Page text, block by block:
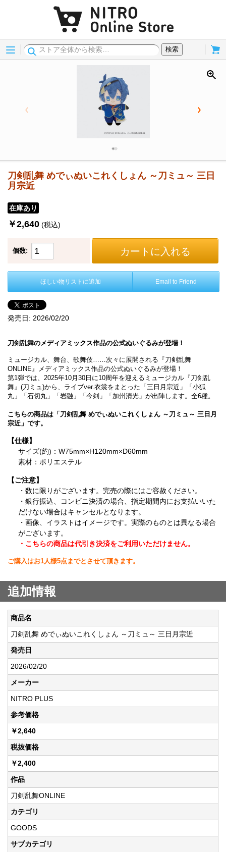
Menu
検索
刀剣乱舞 めでぃぬいこれくしょん ～刀ミュ～ 三日
月宗近
在庫あり
￥2,640 (税込)
個数: カートに入れる
ほしい物リストに追加 Email to Friend
発売日: 2026/02/20
刀剣乱舞のメディアミックス作品の公式ぬいぐるみが登場！
ミュージカル、舞台、歌舞伎……次々に展開される『刀剣乱舞
ONLINE』メディアミックス作品の公式ぬいぐるみが登場！
第1弾では、2025年10月30日に10周年を迎えるミュージカル『刀剣乱
舞』(刀ミュ)から、ライブver.衣裳をまとった「三日月宗近」「小狐
丸」「石切丸」「岩融」「今剣」「加州清光」が出陣します。全6種。
こちらの商品は「刀剣乱舞 めでぃぬいこれくしょん ～刀ミュ～ 三日月
宗近」です。
【仕様】
サイズ(約)：W75mm×H120mm×D60mm
素材：ポリエステル
【ご注意】
・数に限りがございます。完売の際にはご容赦ください。
・銀行振込、コンビニ決済の場合、指定期間内にお支払いいた
だけない場合はキャンセルとなります。
・画像、イラストはイメージです。実際のものとは異なる場合
がございます。
・こちらの商品は代引き決済をご利用いただけません。
ご購入はお1人様5点までとさせて頂きます。
追加情報
商品名
刀剣乱舞 めでぃぬいこれくしょん ～刀ミュ～ 三日月宗近
発売日
2026/02/20
メーカー
NITRO PLUS
参考価格
￥2,640
税抜価格
￥2,400
作品
刀剣乱舞ONLINE
カテゴリ
GOODS
サブカテゴリ